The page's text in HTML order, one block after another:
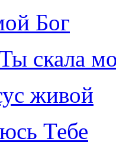
Бог
скала
живой
Тебе